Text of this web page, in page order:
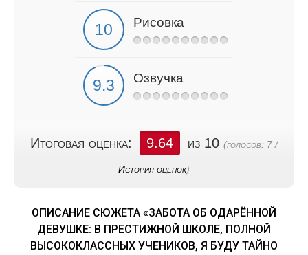
Рисовка
Озвучка
Итоговая оценка: 9.64 из 10 (голосов: 7 /
История оценок)
ОПИСАНИЕ СЮЖЕТА «ЗАБОТА ОБ ОДАРЁННОЙ
ДЕВУШКЕ: В ПРЕСТИЖНОЙ ШКОЛЕ, ПОЛНОЙ
ВЫСОКОКЛАССНЫХ УЧЕНИКОВ, Я БУДУ ТАЙНО